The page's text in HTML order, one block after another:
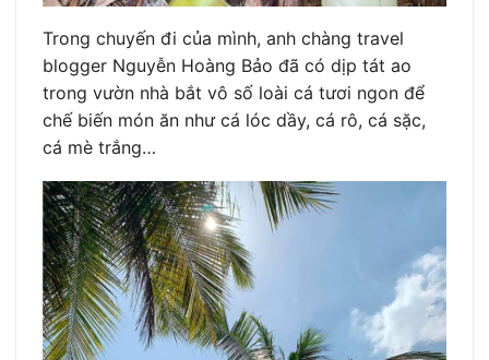
Trong chuyến đi của mình, anh chàng travel
blogger Nguyễn Hoàng Bảo đã có dịp tát ao
trong vườn nhà bắt vô số loài cá tươi ngon để
chế biến món ăn như cá lóc dầy, cá rô, cá sặc,
cá mè trắng…